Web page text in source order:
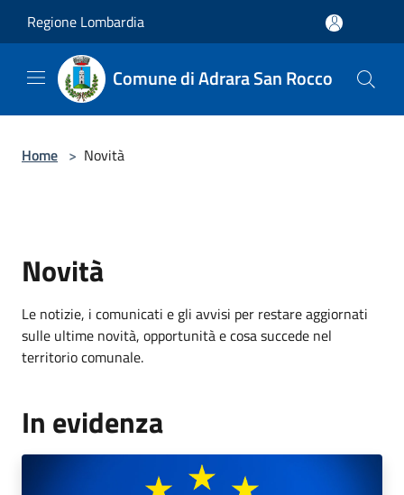
Regione Lombardia
Comune di Adrara San Rocco
Home > Novità
Novità
Le notizie, i comunicati e gli avvisi per restare aggiornati
sulle ultime novità, opportunità e cosa succede nel
territorio comunale.
In evidenza